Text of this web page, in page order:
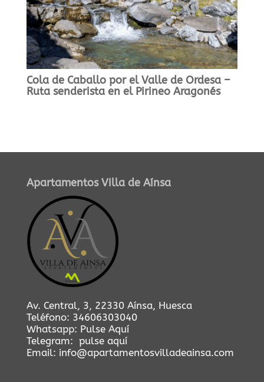
Cola de Caballo por el Valle de Ordesa –
Ruta senderista en el Pirineo Aragonés
Apartamentos Villa de Aínsa
Av. Central, 3, 22330 Aínsa, Huesca
Teléfono: 34606303040
Whatsapp: Pulse Aquí
Telegram: pulse aquí
Email: info@apartamentosvilladeainsa.com